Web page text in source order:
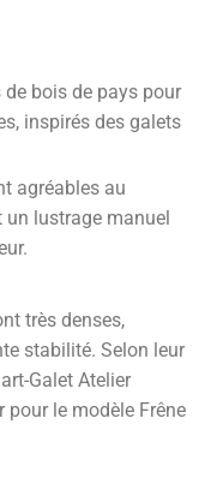
de bois de pays pour
inspirés des galets
agréables au
lustrage manuel
très denses,
stabilité. Selon leur
Galet Atelier
pour le modèle Frêne